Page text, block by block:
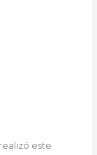
este